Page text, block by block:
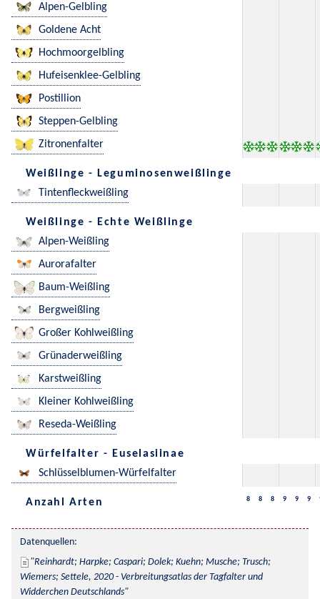
Alpen-Gelbling
Goldene Acht
Hochmoorgelbling
Hufeisenklee-Gelbling
Postillion
Steppen-Gelbling
Zitronenfalter
Weißlinge - Leguminosenweißlinge
Tintenfleckweißling
Weißlinge - Echte Weißlinge
Alpen-Weißling
Aurorafalter
Baum-Weißling
Bergweißling
Großer Kohlweißling
Grünaderweißling
Karstweißling
Kleiner Kohlweißling
Reseda-Weißling
Würfelfalter - Euselasiinae
Schlüsselblumen-Würfelfalter
Anzahl Arten 8 8 8 9 9 9
Datenquellen:
Reinhardt; Harpke; Caspari; Dolek; Kuehn; Musche; Trusch;
Wiemers; Settele, 2020 - Verbreitungsatlas der Tagfalter und
Widderchen Deutschlands